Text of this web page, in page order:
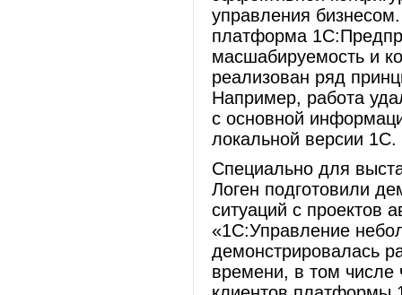
управления
платформа
масшабируемость и
реализован ряд
Например, работа
с основной
локальной версии 1С.
Специально для
Логен подготовили
ситуаций с проектов
«1С:Управление
демонстрировалась
времени, в том числе